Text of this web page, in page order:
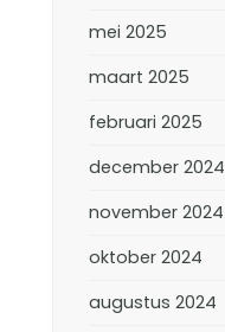
mei 2025
maart 2025
februari 2025
december 2024
november 2024
oktober 2024
augustus 2024